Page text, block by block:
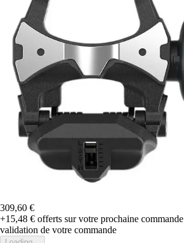
309,60 €
+15,48 € offerts sur votre prochaine commande
validation de votre commande